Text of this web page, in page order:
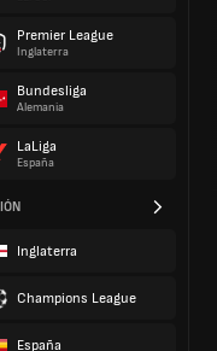
Premier League
Inglaterra
Bundesliga
Alemania
LaLiga
España
Inglaterra
Champions League
España